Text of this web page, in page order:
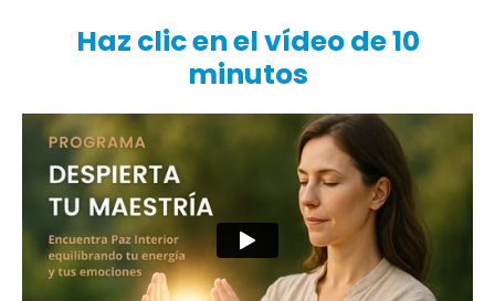
Haz clic en el vídeo de 10
minutos